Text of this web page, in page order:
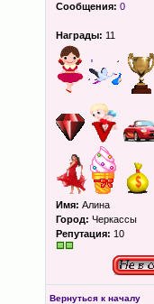
Сообщения: 0
Награды: 11
Имя: Алина
Город: Черкассы
Репутация: 10
Вернуться к началу